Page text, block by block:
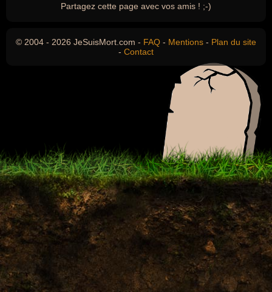
Partagez cette page avec vos amis ! ;-)
© 2004 - 2026 JeSuisMort.com - FAQ - Mentions - Plan du site
- Contact